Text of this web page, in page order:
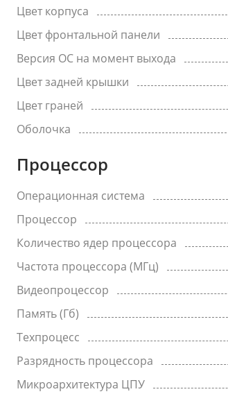
Цвет корпуса
Цвет фронтальной панели
Версия ОС на момент выхода
Цвет задней крышки
Цвет граней
Оболочка
Процессор
Операционная система
Процессор
Количество ядер процессора
Частота процессора (МГц)
Видеопроцессор
Память (Гб)
Техпроцесс
Разрядность процессора
Микроархитектура ЦПУ